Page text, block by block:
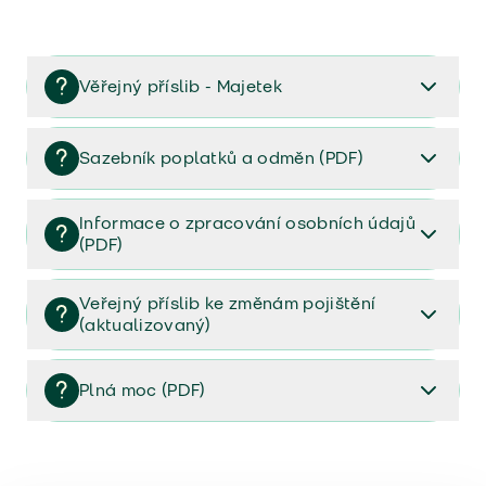
Věřejný příslib - Majetek
Věřejný příslib majetek 2023
Sazebník poplatků a odměn (PDF)
Sazebník poplatků a odměn (PDF)
Informace o zpracování osobních údajů
(PDF)
Informace o zpracování osobních údajů (PDF)
Veřejný příslib ke změnám pojištění
(aktualizovaný)
Veřejný příslib ke změnám pojištění (aktualizovaný)
Plná moc (PDF)